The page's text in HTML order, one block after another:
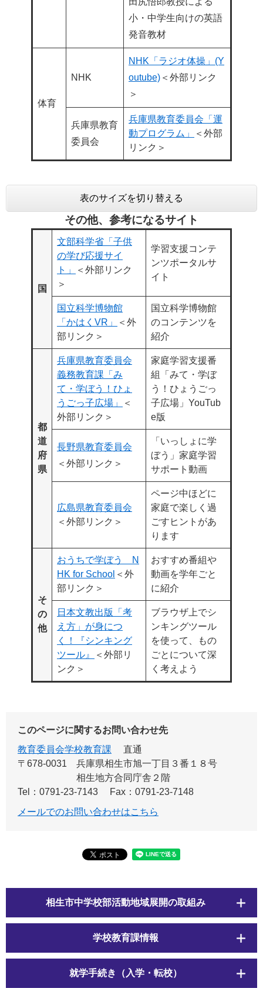
小・中学生向けの英語
発音教材
体育
NHK
NHK「ラジオ体操」(Y
outube) ＜外部リンク
＞
兵庫県教育
委員会
兵庫県教育委員会「運
動プログラム」
＜外部
リンク＞
表のサイズを切り替える
その他、参考になるサイト
国
文部科学省「子供
の学び応援サイ
ト」
＜外部リンク
＞
学習支援コンテ
ンツポータルサ
イト
国立科学博物館
「かはくVR」
＜外
部リンク＞
国立科学博物館
のコンテンツを
紹介
都
道
府
県
兵庫県教育委員会
義務教育課「み
て・学ぼう！ひょ
うごっ子広場」
＜
外部リンク＞
家庭学習支援番
組「みて・学ぼ
う！ひょうごっ
子広場」YouTub
e版
長野県教育委員会
＜外部リンク＞
「いっしょに学
ぼう」家庭学習
サポート動画
広島県教育委員会
＜外部リンク＞
ページ中ほどに
家庭で楽しく過
ごすヒントがあ
ります
そ
の
他
おうちで学ぼう N
HK for School ＜外
部リンク＞
おすすめ番組や
動画を学年ごと
に紹介
日本文教出版「考
え方」が身につ
く！『シンキング
ツール』
＜外部リ
ンク＞
ブラウザ上でシ
ンキングツール
を使って、もの
ごとについて深
く考えよう
このページに関するお問い合わせ先
教育委員会学校教育課
直通
〒678-0031
兵庫県相生市旭一丁目３番１８号
相生地方合同庁舎２階
Tel：0791-23-7143
Fax：0791-23-7148
メールでのお問い合わせはこちら
相生市中学校部活動地域展開の取組み
学校教育課情報
就学手続き（入学・転校）